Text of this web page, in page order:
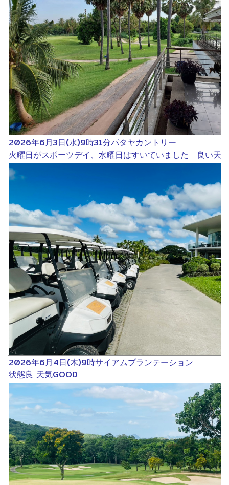
2026年6月3日(水)9時31分パタヤカントリー
火曜日がスポーツデイ、水曜日はすいていました 良い天気
2026年6月4日(木)9時サイアムプランテーション
状態良 天気GOOD